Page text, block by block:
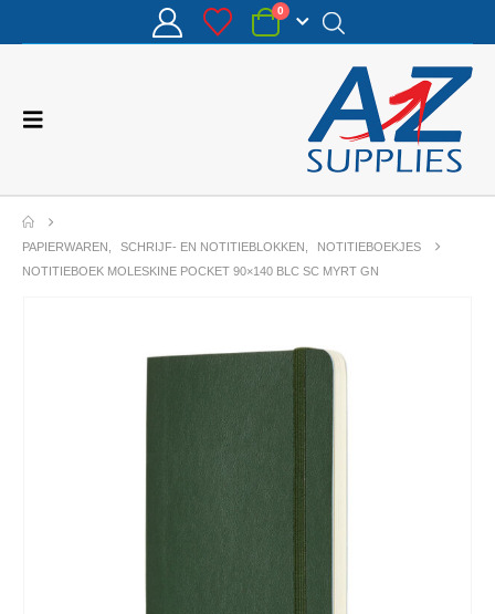
0
PAPIERWAREN SCHRIJF- EN NOTITIEBLOKKEN
NOTITIEBOEKJES
NOTITIEBOEK MOLESKINE POCKET 90×140 BLC SC MYRT GN